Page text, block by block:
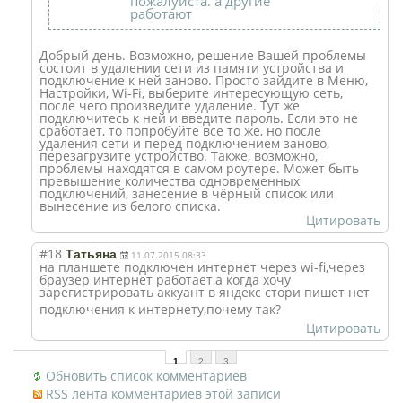
работают
Добрый день. Возможно, решение Вашей проблемы
состоит в удалении сети из памяти устройства и
подключение к ней заново. Просто зайдите в Меню,
Настройки, Wi-Fi, выберите интересующую сеть,
после чего произведите удаление. Тут же
подключитесь к ней и введите пароль. Если это не
сработает, то попробуйте всё то же, но после
удаления сети и перед подключением заново,
перезагрузите устройство. Также, возможно,
проблемы находятся в самом роутере. Может быть
превышение количества одновременных
подключений, занесение в чёрный список или
вынесение из белого списка.
Цитировать
#18 Татьяна 11.07.2015 08:33
на планшете подключен интернет через wi-fi,через
браузер интернет работает,а когда хочу
зарегистрировать аккуант в яндекс стори пишет нет
подключения к интернету,почему так?
Цитировать
1 2 3
Обновить список комментариев
RSS лента комментариев этой записи